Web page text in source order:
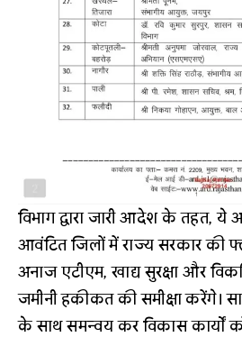
विभाग द्वारा जारी आदेश के तहत, ये
आवंटित जिलों में राज्य सरकार की
अनाज एटीएम, खाद्य सुरक्षा और
जमीनी हकीकत की समीक्षा करेंगे।
के साथ समन्वय कर विकास कार्यों